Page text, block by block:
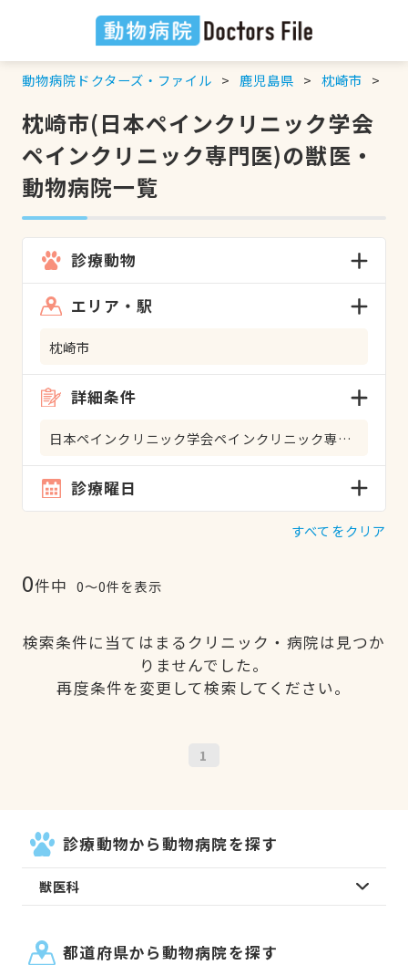
動物病院ドクターズ・ファイル 鹿児島県 枕崎市
枕崎市(日本ペインクリニック学会
ペインクリニック専門医)の獣医・
動物病院一覧
診療動物
エリア・駅
枕崎市
詳細条件
日本ペインクリニック学会ペインクリニック専門医
診療曜日
すべてをクリア
0件中 0〜0件を表示
検索条件に当てはまるクリニック・病院は見つか
りませんでした。
再度条件を変更して検索してください。
1
診療動物から動物病院を探す
獣医科
都道府県から動物病院を探す